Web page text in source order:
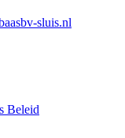
sluis.nl
Beleid